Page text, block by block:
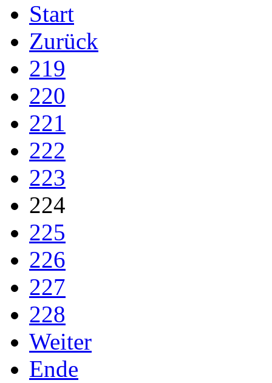
Start
Zurück
219
220
221
222
223
224
225
226
227
228
Weiter
Ende